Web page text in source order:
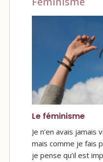
Le féminisme
Je n’en avais jamais
mais comme je fais
je pense qu’il est